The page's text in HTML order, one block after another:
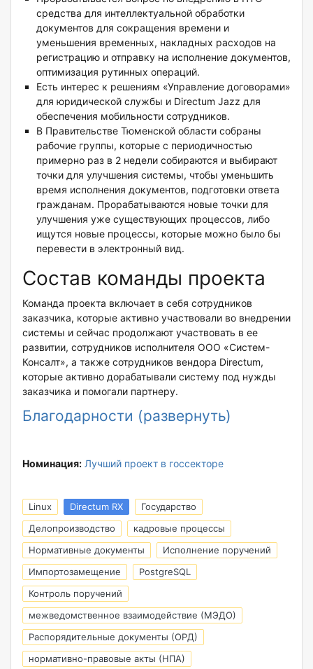
средства для интеллектуальной обработки
документов для сокращения времени и
уменьшения временных, накладных расходов на
регистрацию и отправку на исполнение документов,
оптимизация рутинных операций.
Есть интерес к решениям «Управление договорами»
для юридической службы и Directum Jazz для
обеспечения мобильности сотрудников.
В Правительстве Тюменской области собраны
рабочие группы, которые с периодичностью
примерно раз в 2 недели собираются и выбирают
точки для улучшения системы, чтобы уменьшить
время исполнения документов, подготовки ответа
гражданам. Прорабатываются новые точки для
улучшения уже существующих процессов, либо
ищутся новые процессы, которые можно было бы
перевести в электронный вид.
Состав команды проекта
Команда проекта включает в себя сотрудников
заказчика, которые активно участвовали во внедрении
системы и сейчас продолжают участвовать в ее
развитии, сотрудников исполнителя ООО «Систем-
Консалт», а также сотрудников вендора Directum,
которые активно дорабатывали систему под нужды
заказчика и помогали партнеру.
Благодарности (развернуть)
Номинация: Лучший проект в госсекторе
Linux Directum RX
Государство
Делопроизводство
кадровые процессы
Нормативные документы
Исполнение поручений
Импортозамещение
PostgreSQL
Контроль поручений
межведомственное взаимодействие (МЭДО)
Распорядительные документы (ОРД)
нормативно-правовые акты (НПА)